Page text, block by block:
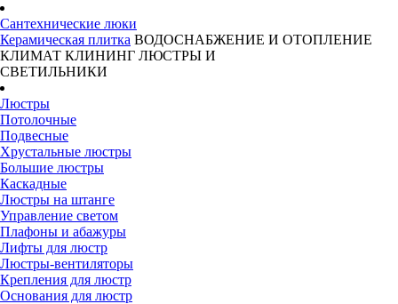
Сантехнические люки
Керамическая плитка ВОДОСНАБЖЕНИЕ И ОТОПЛЕНИЕ
КЛИМАТ КЛИНИНГ ЛЮСТРЫ И
СВЕТИЛЬНИКИ
Люстры
Потолочные
Подвесные
Хрустальные люстры
Большие люстры
Каскадные
Люстры на штанге
Управление светом
Плафоны и абажуры
Лифты для люстр
Люстры-вентиляторы
Крепления для люстр
Основания для люстр